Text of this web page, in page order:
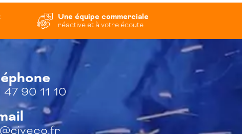
Une équipe commerciale
réactive et à votre écoute
90 11 10